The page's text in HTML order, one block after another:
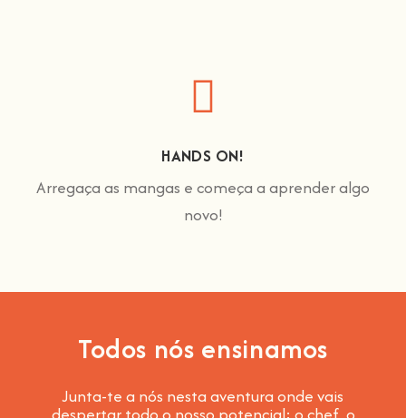
HANDS ON!
Arregaça as mangas e começa a aprender algo
novo!
Todos nós ensinamos
Junta-te a nós nesta aventura onde vais